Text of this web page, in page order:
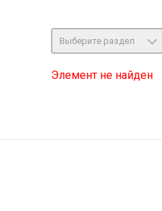
Выберите раздел
Элемент не найден